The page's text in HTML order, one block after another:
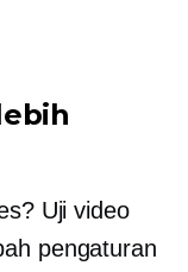
Uji video
pengaturan